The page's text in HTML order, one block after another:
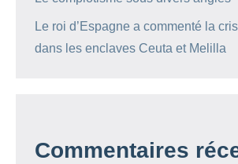
Le roi d’Espagne a commenté la
dans les enclaves Ceuta et Melilla
Commentaires